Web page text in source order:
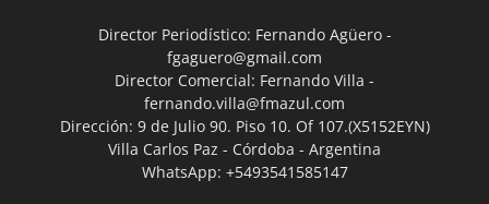
Director Periodístico: Fernando Agüero -
fgaguero@gmail.com
Director Comercial: Fernando Villa -
fernando.villa@fmazul.com
Dirección: 9 de Julio 90. Piso 10. Of 107.(X5152EYN)
Villa Carlos Paz - Córdoba - Argentina
WhatsApp: +5493541585147